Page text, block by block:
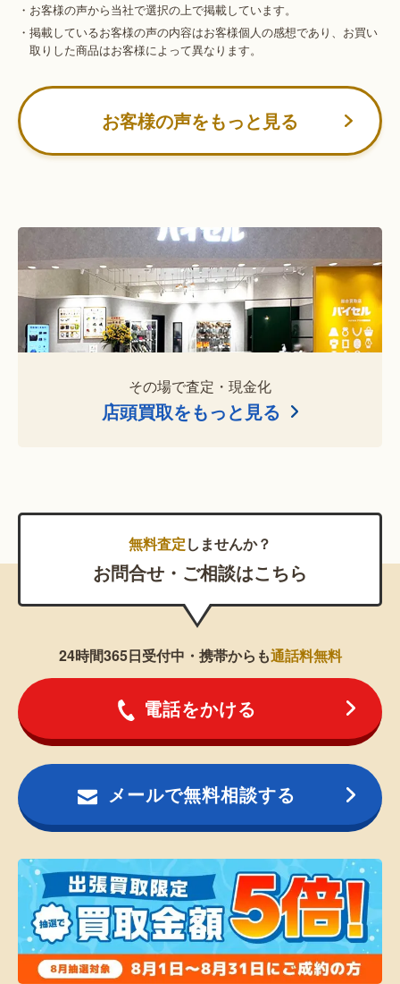
・お客様の声から当社で選択の上で掲載しています。
・掲載しているお客様の声の内容はお客様個人の感想であり、お買い
取りした商品はお客様によって異なります。
お客様の声をもっと見る
その場で査定・現金化
店頭買取をもっと見る
無料査定しませんか？
お問合せ・ご相談はこちら
24時間365日受付中・携帯からも通話料無料
電話をかける
メールで無料相談する